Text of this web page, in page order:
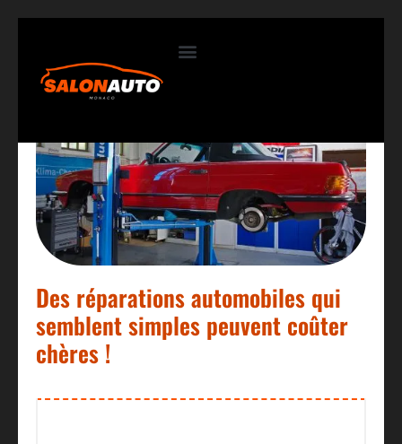
Des réparations automobiles qui
semblent simples peuvent coûter
chères !